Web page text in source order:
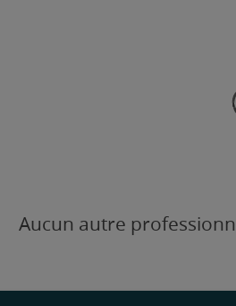
Aucun autre